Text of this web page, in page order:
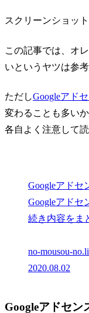
スクリーンショッ
この記事では、オ
いというヤツは参
ただしGoogleアド
変わることも多い
各自よく注意して読
Googleアドセ
Googleアドセ
続き内容をま
no-mousou-
2020.08.02
Googleアドセン